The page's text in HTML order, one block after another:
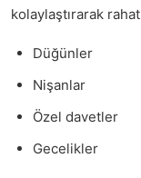
kolaylaştırarak
Düğünler
Nişanlar
Özel davetler
Gecelikler